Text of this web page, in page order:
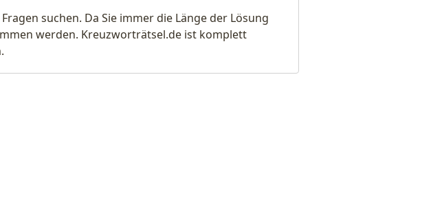
suchen. Da Sie immer die Länge der Lösung
werden. Kreuzworträtsel.de ist komplett